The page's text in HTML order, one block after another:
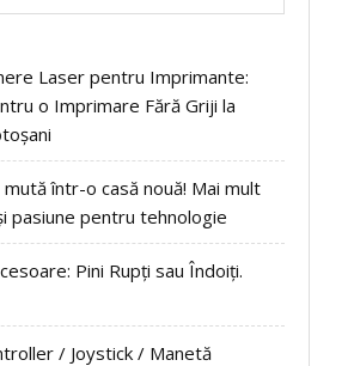
Laser pentru Imprimante:
o Imprimare Fără Griji la
mută într-o casă nouă! Mai mult
pasiune pentru tehnologie
Pini Rupți sau Îndoiți.
/ Joystick / Manetă